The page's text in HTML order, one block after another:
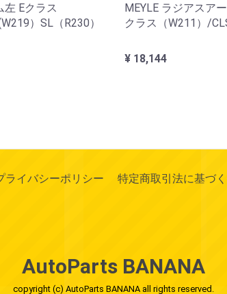
Eクラス
）SL（R230）
MEYLE ラジアスア
クラス（W211）/
¥ 18,144
ライバシーポリシー 特定商取引法に基づ
AutoParts BANANA
copyright (c) AutoParts BANANA all rights reserved.